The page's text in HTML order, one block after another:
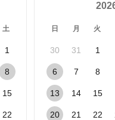
土
1
8
15
22
日 月 火
30 31 1
6 7 8
13 14 15
20 21 22